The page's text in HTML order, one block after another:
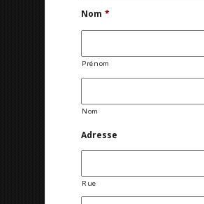
Nom *
Prénom
Nom
Adresse
Rue